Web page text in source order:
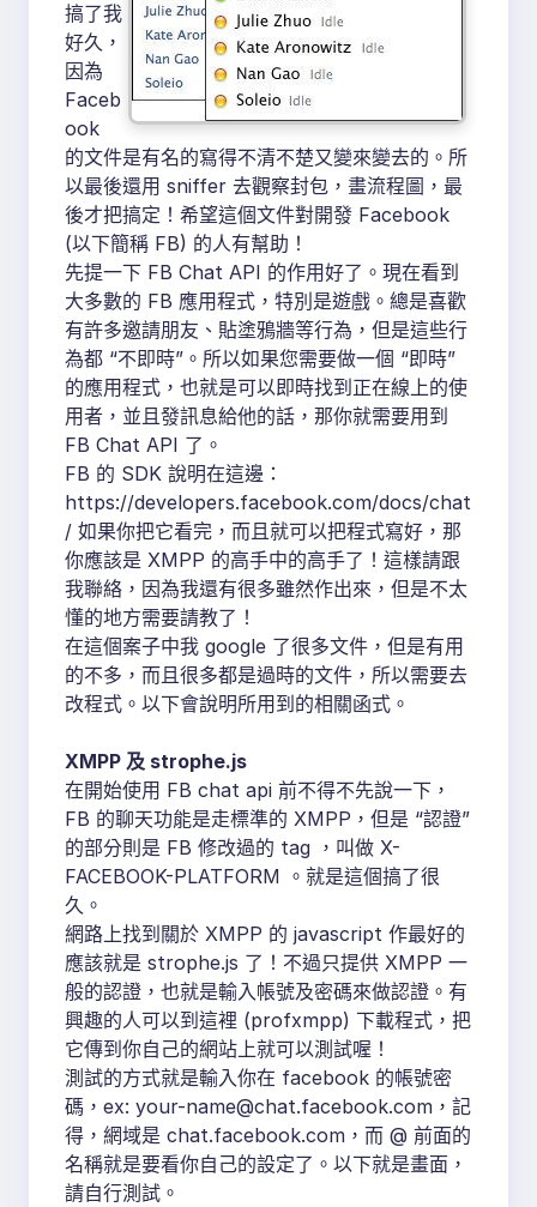
搞了我
好久，
因為
Faceb
ook
的文件是有名的寫得不清不楚又變來變去的。所
以最後還用 sniffer 去觀察封包，畫流程圖，最
後才把搞定！希望這個文件對開發 Facebook
(以下簡稱 FB) 的人有幫助！
先提一下 FB Chat API 的作用好了。現在看到
大多數的 FB 應用程式，特別是遊戲。總是喜歡
有許多邀請朋友、貼塗鴉牆等行為，但是這些行
為都 “不即時”。所以如果您需要做一個 “即時”
的應用程式，也就是可以即時找到正在線上的使
用者，並且發訊息給他的話，那你就需要用到
FB Chat API 了。
FB 的 SDK 說明在這邊：
https://developers.facebook.com/docs/chat
/ 如果你把它看完，而且就可以把程式寫好，那
你應該是 XMPP 的高手中的高手了！這樣請跟
我聯絡，因為我還有很多雖然作出來，但是不太
懂的地方需要請教了！
在這個案子中我 google 了很多文件，但是有用
的不多，而且很多都是過時的文件，所以需要去
改程式。以下會說明所用到的相關函式。
XMPP 及 strophe.js
在開始使用 FB chat api 前不得不先說一下，
FB 的聊天功能是走標準的 XMPP，但是 “認證”
的部分則是 FB 修改過的 tag ，叫做 X-
FACEBOOK-PLATFORM 。就是這個搞了很
久。
網路上找到關於 XMPP 的 javascript 作最好的
應該就是 strophe.js 了！不過只提供 XMPP 一
般的認證，也就是輸入帳號及密碼來做認證。有
興趣的人可以到這裡 (profxmpp) 下載程式，把
它傳到你自己的網站上就可以測試喔！
測試的方式就是輸入你在 facebook 的帳號密
碼，ex: your-name@chat.facebook.com，記
得，網域是 chat.facebook.com，而 @ 前面的
名稱就是要看你自己的設定了。以下就是畫面，
請自行測試。